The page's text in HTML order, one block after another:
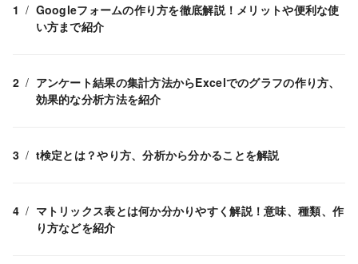
Googleフォームの作り方を徹底解説！メリットや便利な使
い方まで紹介
アンケート結果の集計方法からExcelでのグラフの作り方、
効果的な分析方法を紹介
t検定とは？やり方、分析から分かることを解説
マトリックス表とは何か分かりやすく解説！意味、種類、作
り方などを紹介